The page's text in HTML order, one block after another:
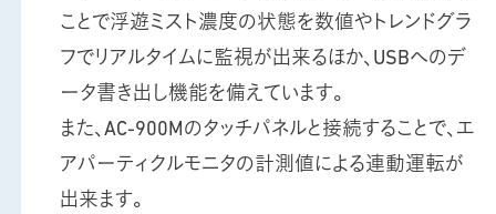
ことで浮遊ミスト濃度の状態を数値やトレンドグラ
フでリアルタイムに監視が出来るほか、USBへのデ
ータ書き出し機能を備えています。
また、AC-900Mのタッチパネルと接続することで、エ
アパーティクルモニタの計測値による連動運転が
出来ます。